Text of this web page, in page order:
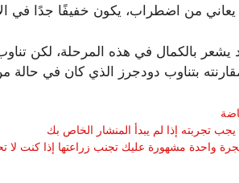
يعاني من اضطراب، يكون خفيفًا جدًا في
يشعر بالكمال في هذه المرحلة، لكن
بتناوب دودجرز الذي كان في حالة
يجب تجربته إذا لم يبدأ المنشار الخاص بك
واحدة مشهورة عليك تجنب زراعتها إذا كنت